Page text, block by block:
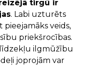
tirgū ir
. Labi uzturēts
pieejamāks veids,
priekšrocības.
ilgmūžību
joprojām var